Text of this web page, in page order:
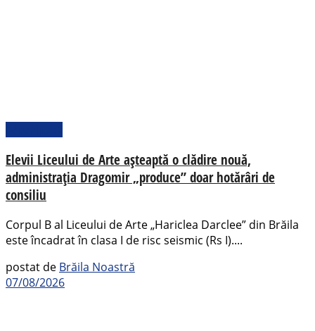
Elevii Liceului de Arte așteaptă o clădire nouă,
administrația Dragomir „produce” doar hotărâri de
consiliu
Corpul B al Liceului de Arte „Hariclea Darclee” din Brăila
este încadrat în clasa I de risc seismic (Rs I)....
postat de Brăila Noastră
07/08/2026